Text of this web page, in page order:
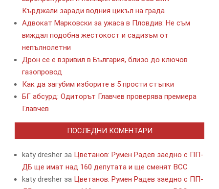
Кърджали заради водния цикъл на града
Адвокат Марковски за ужаса в Пловдив: Не съм
виждал подобна жестокост и садизъм от
непълнолетни
Дрон се е взривил в България, близо до ключов
газопровод
Как да загубим изборите в 5 прости стъпки
БГ абсурд: Одиторът Главчев проверява премиера
Главчев
ПОСЛЕДНИ КОМЕНТАРИ
katy dresher за Цветанов: Румен Радев заедно с ПП-
ДБ ще имат над 160 депутата и ще сменят ВСС
katy dresher за Цветанов: Румен Радев заедно с ПП-